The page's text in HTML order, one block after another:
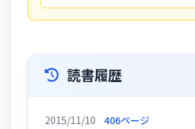
読書履歴
2015/11/10 406ページ